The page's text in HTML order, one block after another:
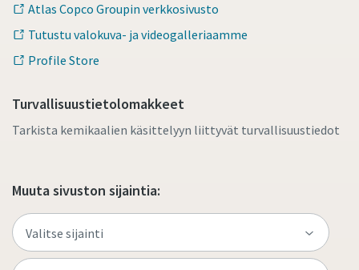
Atlas Copco Groupin verkkosivusto
Tutustu valokuva- ja videogalleriaamme
Profile Store
Turvallisuustietolomakkeet
Tarkista kemikaalien käsittelyyn liittyvät turvallisuustiedot
Muuta sivuston sijaintia: